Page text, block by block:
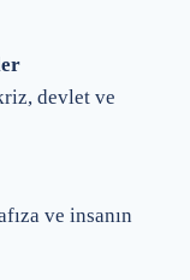
devlet ve
ve insanın